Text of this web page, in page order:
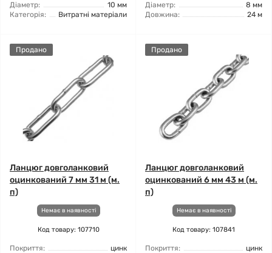
Діаметр:
10 мм
Категорія:
Витратні матеріали
Діаметр:
8 мм
Довжина:
24 м
Продано
Ланцюг довголанковий
оцинкований 7 мм 31 м (м.
п)
Немає в наявності
Код товару: 107710
Покриття:
цинк
Продано
Ланцюг довголанковий
оцинкований 6 мм 43 м (м.
п)
Немає в наявності
Код товару: 107841
Покриття:
цинк